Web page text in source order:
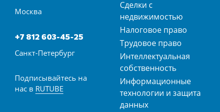
Москва
+7 812 603-45-25
Санкт-Петербург
Подписывайтесь на
нас в RUTUBE
Сделки с
недвижимостью
Налоговое право
Трудовое право
Интеллектуальная
собственность
Информационные
технологии и защита
данных